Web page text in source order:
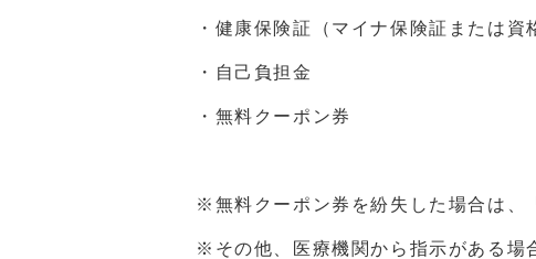
・健康保険証（マイナ保険証または資
・自己負担金
・無料クーポン券
※無料クーポン券を紛失した場合は、
※その他、医療機関から指示がある場